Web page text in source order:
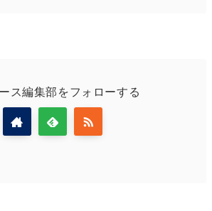
ス編集部をフォローする